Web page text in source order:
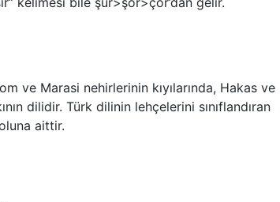
ve Marasi nehirlerinin kıyılarında, Hakas ve
dilidir. Türk dilinin lehçelerini sınıflandıran
aittir.